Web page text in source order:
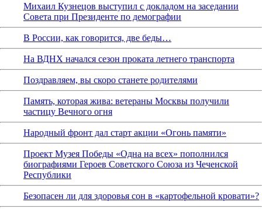
Михаил Кузнецов выступил с докладом на заседании
Совета при Президенте по демографии
В России, как говорится, две беды…
На ВДНХ начался сезон проката летнего транспорта
Поздравляем, вы скоро станете родителями
Память, которая жива: ветераны Москвы получили
частицу Вечного огня
Народный фронт дал старт акции «Огонь памяти»
Проект Музея Победы «Одна на всех» пополнился
биографиями Героев Советского Союза из Чеченской
Республики
Безопасен ли для здоровья сон в «картофельной кровати»?